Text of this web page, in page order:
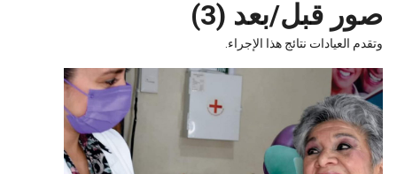
صور قبل/بعد (3)
وتقدم العيادات نتائج هذا الإجراء.